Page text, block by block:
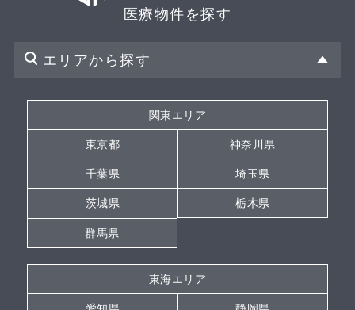
医療物件を探す
エリアから探す
関東エリア
東京都 神奈川県
千葉県 埼玉県
茨城県 栃木県
群馬県
東海エリア